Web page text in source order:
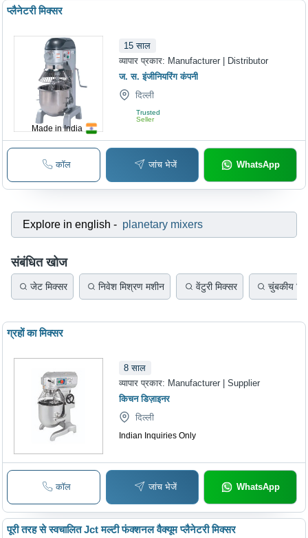
Made in India
प्लैनेटरी मिक्सर
15 साल
व्यापार प्रकार: Manufacturer | Distributor
ज. स. इंजीनियरिंग कंपनी
दिल्ली
Trusted
Seller
कॉल जांच भेजें WhatsApp
Explore in english - planetary mixers
संबंधित खोज
जेट मिक्सर निवेश मिश्रण मशीन वेंटुरी मिक्सर चुंबकीय
ग्रहों का मिक्सर
8 साल
व्यापार प्रकार: Manufacturer | Supplier
किचन डिज़ाइनर
दिल्ली
Indian Inquiries Only
कॉल जांच भेजें WhatsApp
पूरी तरह से स्वचालित Jct मल्टी फंक्शनल वैक्यूम प्लैनेटरी मिक्सर